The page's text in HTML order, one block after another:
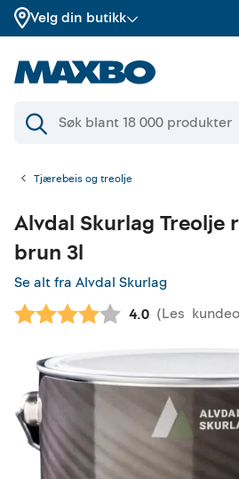
Velg din butikk
Tjærebeis og treolje
Alvdal Skurlag Treolje
brun 3l
Se alt fra Alvdal Skurlag
4.0 (Les